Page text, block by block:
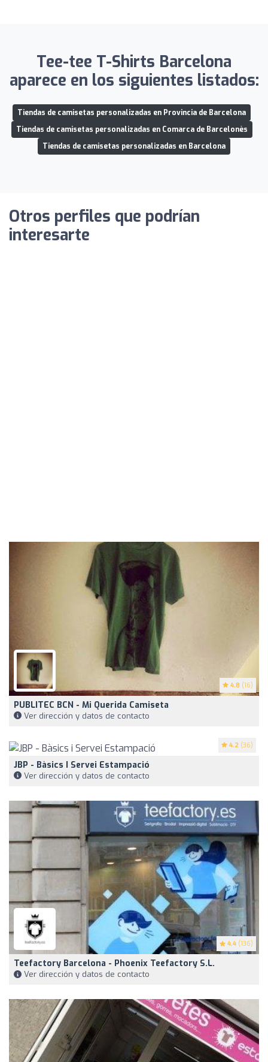
Tee-tee T-Shirts Barcelona
aparece en los siguientes listados:
Tiendas de camisetas personalizadas en Provincia de Barcelona
Tiendas de camisetas personalizadas en Comarca de Barcelonès
Tiendas de camisetas personalizadas en Barcelona
Otros perfiles que podrían
interesarte
4.8 (16)
PUBLITEC BCN - Mi Querida Camiseta
Ver dirección y datos de contacto
4.2 (36)
JBP - Bàsics I Servei Estampació
Ver dirección y datos de contacto
4.4 (136)
Teefactory Barcelona - Phoenix Teefactory S.L.
Ver dirección y datos de contacto